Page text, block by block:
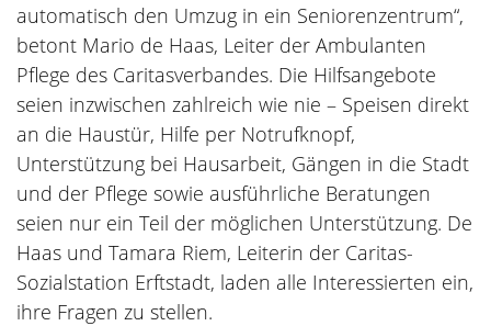
automatisch den Umzug in ein Seniorenzentrum“,
betont Mario de Haas, Leiter der Ambulanten
Pflege des Caritasverbandes. Die Hilfsangebote
seien inzwischen zahlreich wie nie – Speisen direkt
an die Haustür, Hilfe per Notrufknopf,
Unterstützung bei Hausarbeit, Gängen in die Stadt
und der Pflege sowie ausführliche Beratungen
seien nur ein Teil der möglichen Unterstützung. De
Haas und Tamara Riem, Leiterin der Caritas-
Sozialstation Erftstadt, laden alle Interessierten ein,
ihre Fragen zu stellen.